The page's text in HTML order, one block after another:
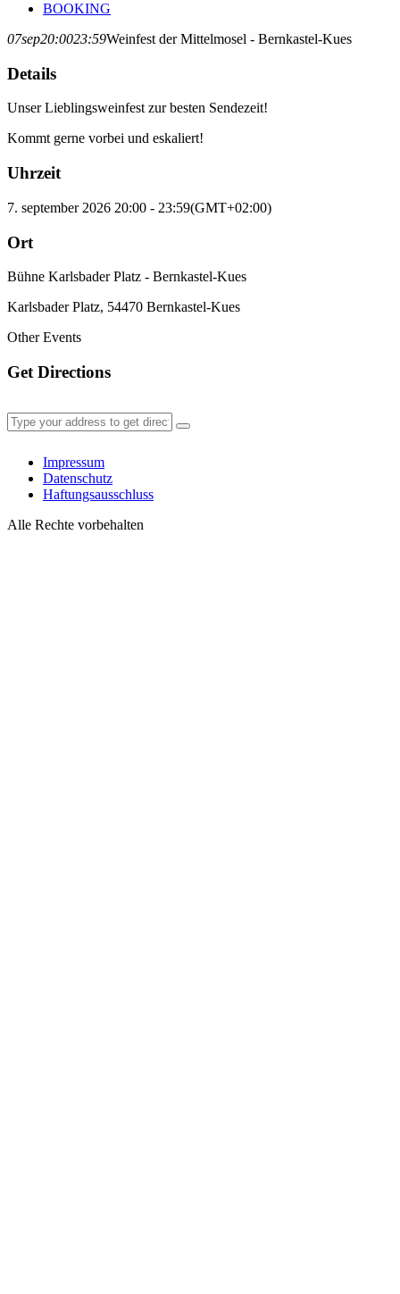
BOOKING
07sep20:0023:59Weinfest der Mittelmosel - Bernkastel-Kues
Details
Unser Lieblingsweinfest zur besten Sendezeit!
Kommt gerne vorbei und eskaliert!
Uhrzeit
7. september 2026 20:00 - 23:59(GMT+02:00)
Ort
Bühne Karlsbader Platz - Bernkastel-Kues
Karlsbader Platz, 54470 Bernkastel-Kues
Other Events
Get Directions
Impressum
Datenschutz
Haftungsausschluss
Alle Rechte vorbehalten